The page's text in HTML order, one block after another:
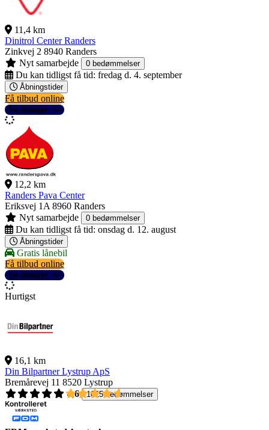
11,4 km
Dinitrol Center Randers
Zinkvej 2 8940 Randers
Nyt samarbejde
0 bedømmelser
Du kan tidligst få tid: fredag d. 4. september
Åbningstider
Få tilbud online
Se detaljer
12,2 km
Randers Pava Center
Eriksvej 1A 8960 Randers
Nyt samarbejde
0 bedømmelser
Du kan tidligst få tid: onsdag d. 12. august
Åbningstider
Gratis lånebil
Få tilbud online
Se detaljer
Hurtigst
16,1 km
Din Bilpartner Lystrup ApS
Bremårevej 11 8520 Lystrup
4,6
1025 bedømmelser